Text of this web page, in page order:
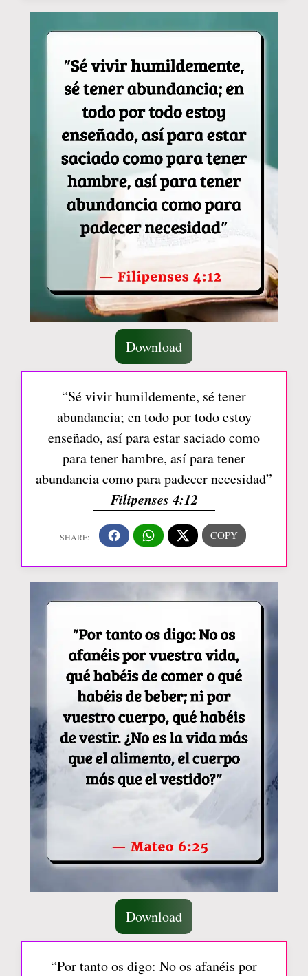
Download
“Sé vivir humildemente, sé tener
abundancia; en todo por todo estoy
enseñado, así para estar saciado como
para tener hambre, así para tener
abundancia como para padecer necesidad”
Filipenses 4:12
Download
“Por tanto os digo: No os afanéis por